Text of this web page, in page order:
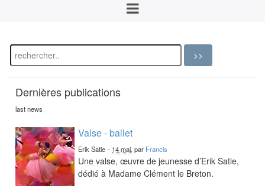
Dernières publications
last news
Valse - ballet
Erik Satie - 14 mai, par Francis
Une valse, œuvre de jeunesse d’Erik Satie,
dédié à Madame Clément le Breton.